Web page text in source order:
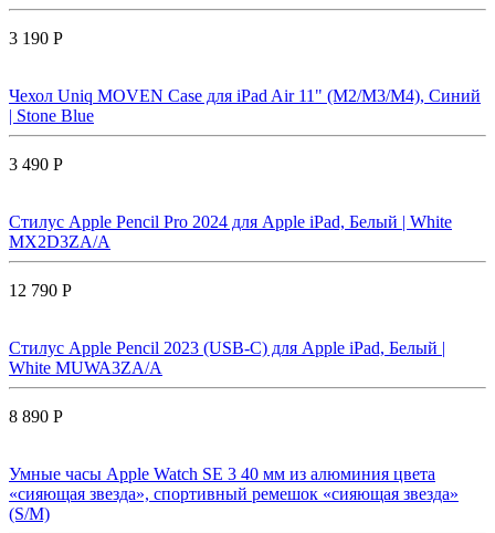
3 190 Р
Чехол Uniq MOVEN Case для iPad Air 11" (M2/M3/M4), Синий
| Stone Blue
3 490 Р
Стилус Apple Pencil Pro 2024 для Apple iPad, Белый | White
MX2D3ZA/A
12 790 Р
Стилус Apple Pencil 2023 (USB-C) для Apple iPad, Белый |
White MUWA3ZA/A
8 890 Р
Умные часы Apple Watch SE 3 40 мм из алюминия цвета
«сияющая звезда», спортивный ремешок «сияющая звезда»
(S/M)